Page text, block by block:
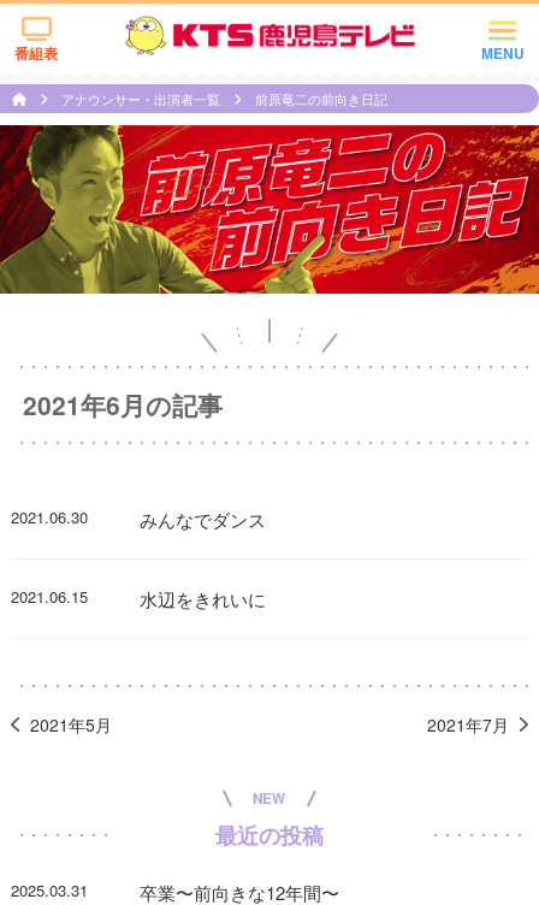
MENU
番組表
アナウンサー・出演者一覧 前原竜二の前向き日記
2021年6月の記事
2021.06.30 みんなでダンス
2021.06.15 水辺をきれいに
2021年5月 2021年7月
NEW
最近の投稿
2025.03.31 卒業〜前向きな12年間〜